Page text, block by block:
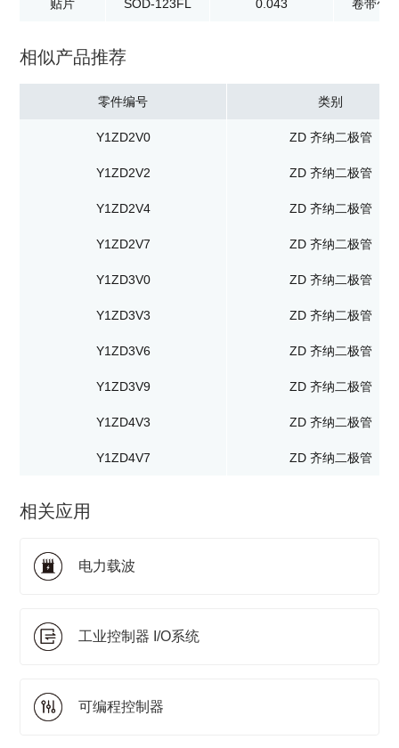
贴片 SOD-123FL 0.043 卷带包
相似产品推荐
零件编号 类别
Y1ZD2V0 ZD 齐纳二极管
Y1ZD2V2 ZD 齐纳二极管
Y1ZD2V4 ZD 齐纳二极管
Y1ZD2V7 ZD 齐纳二极管
Y1ZD3V0 ZD 齐纳二极管
Y1ZD3V3 ZD 齐纳二极管
Y1ZD3V6 ZD 齐纳二极管
Y1ZD3V9 ZD 齐纳二极管
Y1ZD4V3 ZD 齐纳二极管
Y1ZD4V7 ZD 齐纳二极管
相关应用
电力载波
工业控制器 I/O系统
可编程控制器